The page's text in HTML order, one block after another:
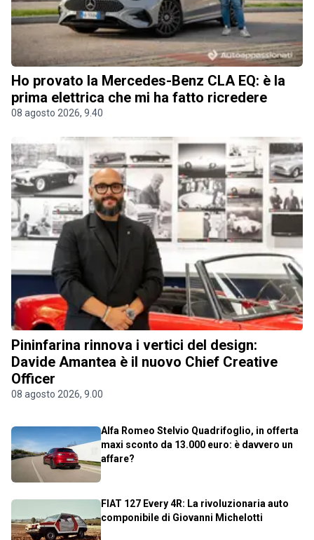
Ho provato la Mercedes-Benz CLA EQ: è la
prima elettrica che mi ha fatto ricredere
08 agosto 2026, 9.40
Pininfarina rinnova i vertici del design:
Davide Amantea è il nuovo Chief Creative
Officer
08 agosto 2026, 9.00
Alfa Romeo Stelvio Quadrifoglio, in offerta
maxi sconto da 13.000 euro: è davvero un
affare?
FIAT 127 Every 4R: La rivoluzionaria auto
componibile di Giovanni Michelotti